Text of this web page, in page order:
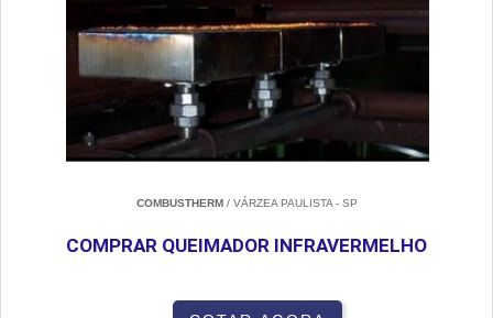
COMBUSTHERM / VÁRZEA PAULISTA - SP
COMPRAR QUEIMADOR INFRAVERMELHO